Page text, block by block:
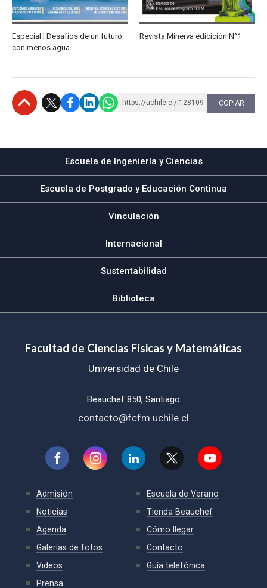
Especial | Desafíos de un futuro
con menos agua
Revista Minerva edicición N°1
https://uchile.cl/i128109 COPIAR
Escuela de Ingeniería y Ciencias
Escuela de Postgrado y Educación Continua
Vinculación
Internacional
Sustentabilidad
Biblioteca
Facultad de Ciencias Físicas y Matemáticas
Universidad de Chile
Beauchef 850, Santiago
contacto@fcfm.uchile.cl
Admisión
Noticias
Agenda
Galerías de fotos
Videos
Prensa
Escuela de Verano
Tienda Beauchef
Cómo llegar
Contacto
Guía telefónica